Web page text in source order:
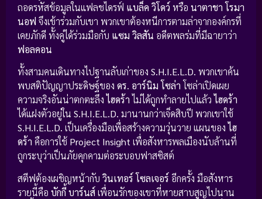
ถอดรหัสข้อมูลในแฟลชไดรฟ์ แบล็ค วิโดว์ หรือ นาตาชา โรมา
นอฟ จึงเข้าร่วมกับเขา พวกเขาต้องหนีการตามล่าจากองค์กรที่
เคยภักดี ทั้งคู่ได้ร่วมมือกับ แซม วิลสัน อดีตพลร่มที่มีฉายาว่า
ฟอลคอน
ทั้งสามคนเดินทางไปฐานลับเก่าของ S.H.I.E.L.D. พวกเขาค้น
พบสติปัญญาประดิษฐ์ของ ดร. อาร์นิม โซล่า โซล่าเปิดเผย
ความจริงอันน่าตกตะลึงไฮดร้าไม่ได้ถูกทำลายไปแล้วไฮดร้า
ได้แฝงตัวอยู่ใน S.H.I.E.L.D. มานานกว่าเจ็ดสิบปี พวกเขาใช้
S.H.I.E.L.D. เป็นเครื่องมือเพื่อสร้างความวุ่นวาย แผนของไฮ
ดร้า คือการใช้ Project Insight เพื่อสังหารพลเมืองนับล้านที่
ถูกระบุว่าเป็นภัยคุกคามต่อระบอบฟาสซิสต์
สตีฟต้องเผชิญหน้ากับ วินเทอร์ โซลเจอร์ อีกครั้ง มือสังหาร
รายนี้คือ บักกี้ บาร์นส์เพื่อนรักของเขาที่หายสาบสูญไปนาน